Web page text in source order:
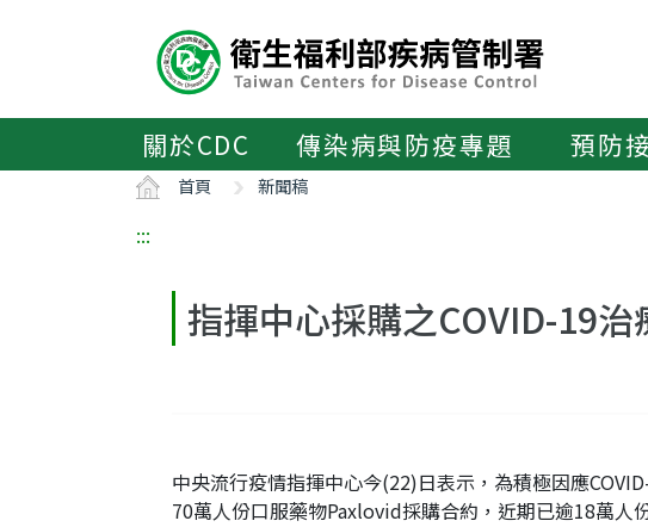
區
關於CDC 傳染病與防疫專題 預防
首頁 新聞稿
:::
指揮中心採購之COVID-19
中央流行疫情指揮中心今(22)日表示，為積極因應
70萬人份口服藥物Paxlovid採購合約，近期已逾18萬人